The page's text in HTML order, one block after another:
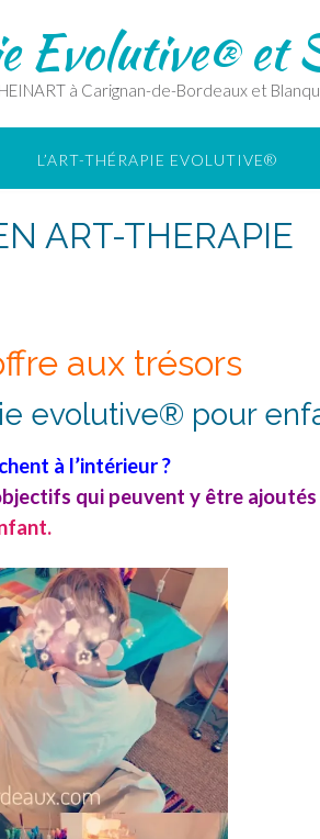
Evolutive® et
à Carignan-de-Bordeaux et
L’ART-THÉRAPIE EVOLUTIVE®
ART-THERAPIE
aux trésors
evolutive® pour
à l’intérieur ?
qui peuvent y être ajoutés